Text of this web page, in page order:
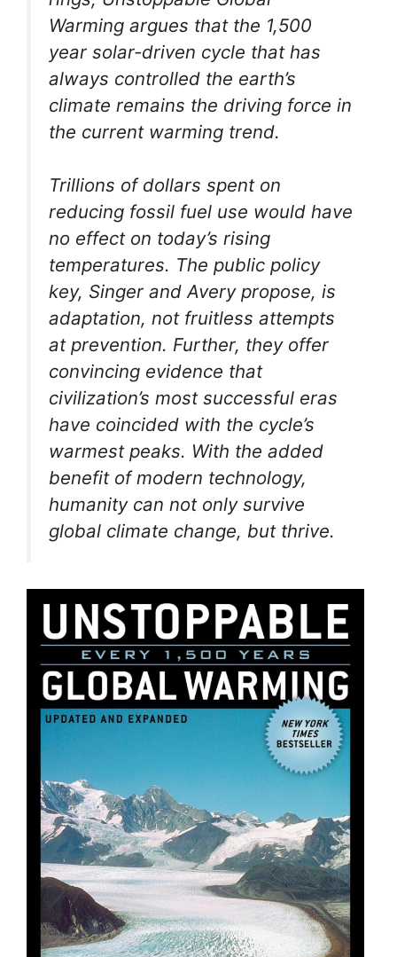
Warming argues that the 1,500
year solar-driven cycle that has
always controlled the earth’s
climate remains the driving force in
the current warming trend.
Trillions of dollars spent on
reducing fossil fuel use would have
no effect on today’s rising
temperatures. The public policy
key, Singer and Avery propose, is
adaptation, not fruitless attempts
at prevention. Further, they offer
convincing evidence that
civilization’s most successful eras
have coincided with the cycle’s
warmest peaks. With the added
benefit of modern technology,
humanity can not only survive
global climate change, but thrive.